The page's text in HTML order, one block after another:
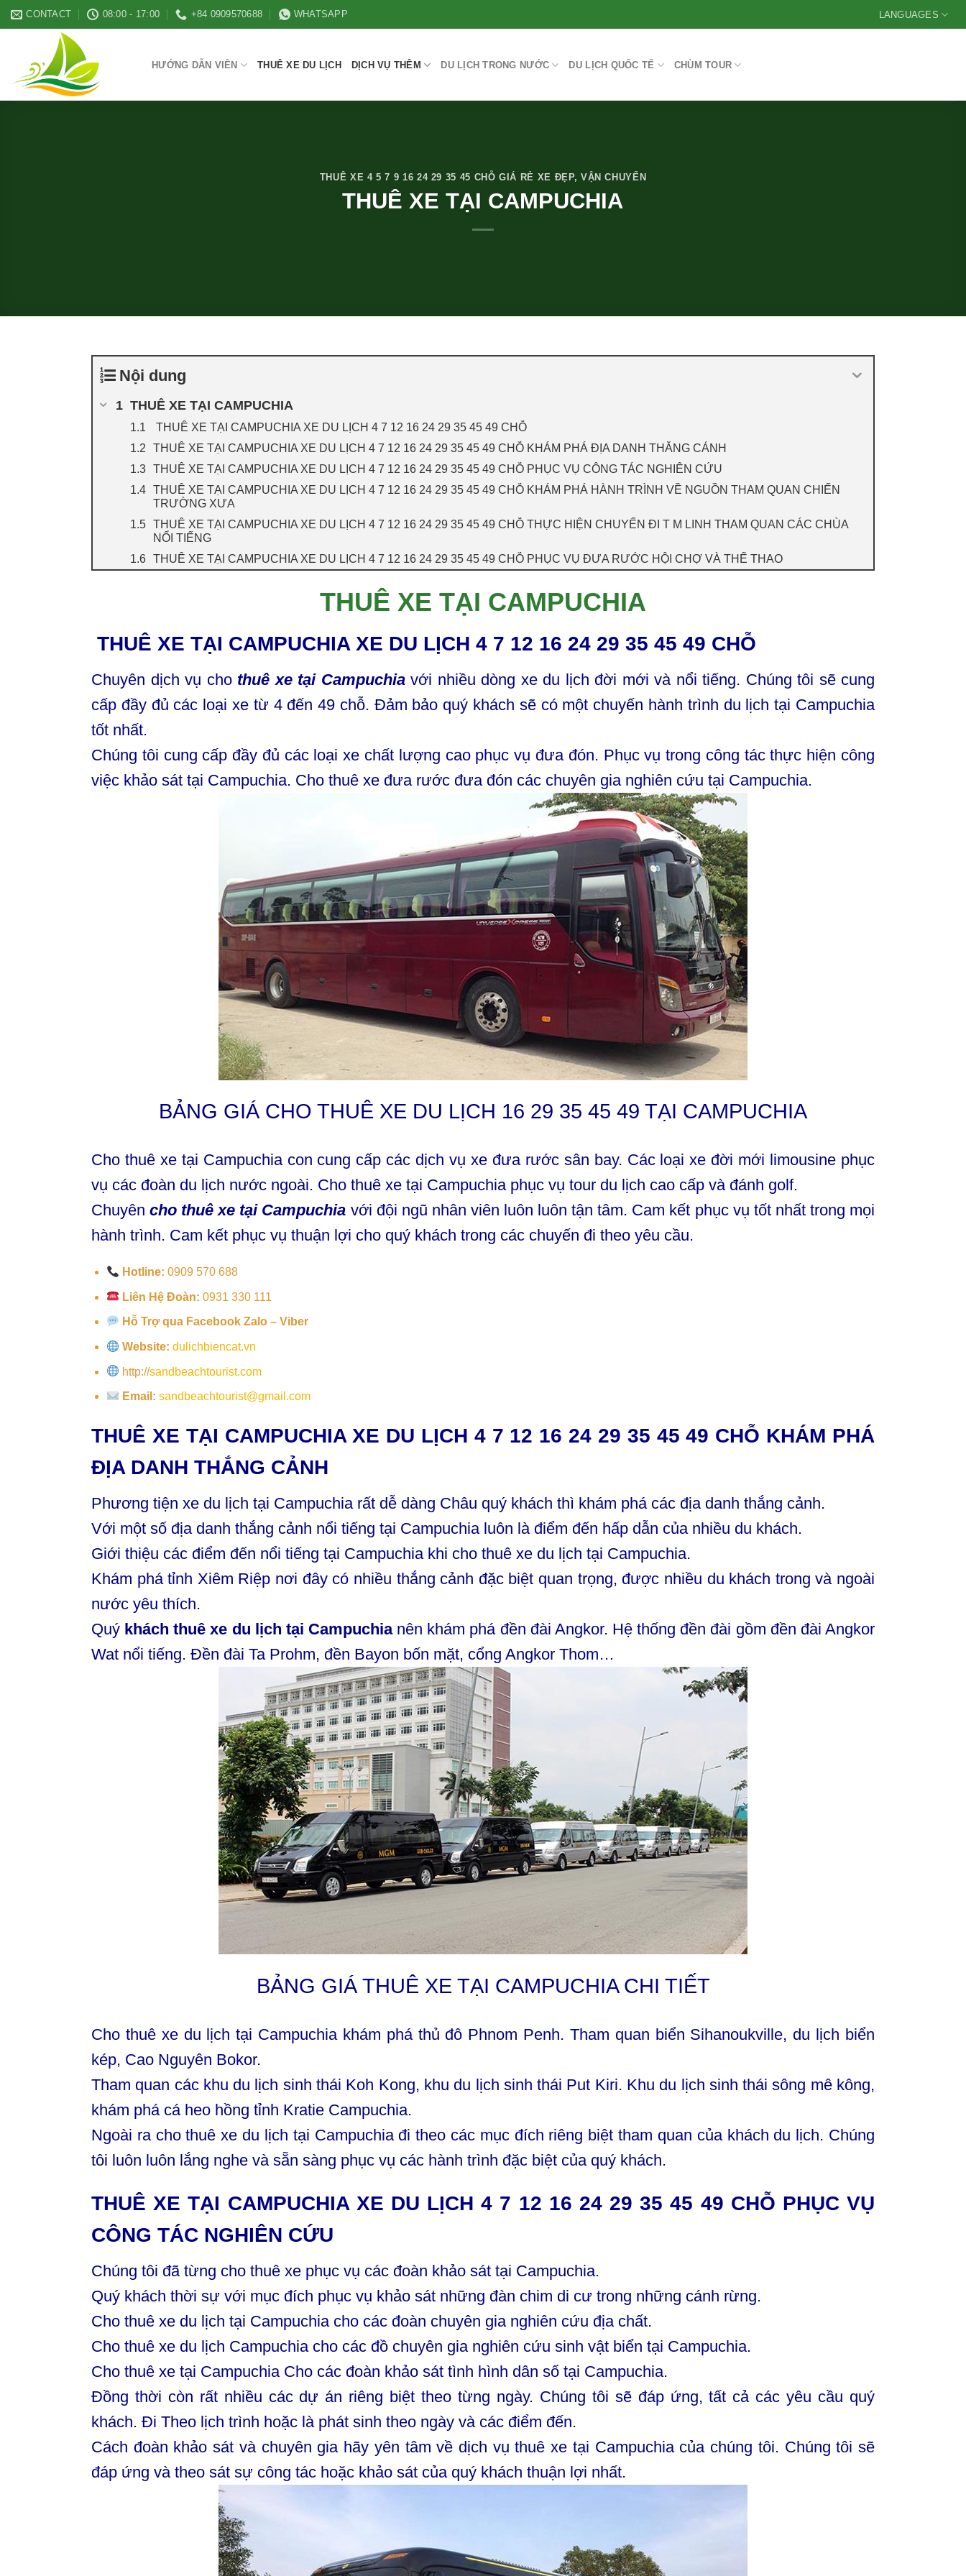
Skip
to
CONTACT 08:00 - 17:00 +84 0909570688 WHATSAPP LANGUAGES
HƯỚNG DẪN VIÊN THUÊ XE DU LỊCH DỊCH VỤ THÊM DU LỊCH TRONG NƯỚC DU LỊCH QUỐC TẾ CHÙM TOUR
THUÊ XE 4 5 7 9 16 24 29 35 45 CHỖ GIÁ RẺ XE ĐẸP, VẬN CHUYỂN
THUÊ XE TẠI CAMPUCHIA
Nội dung
THUÊ XE TẠI CAMPUCHIA
THUÊ XE TẠI CAMPUCHIA XE DU LỊCH 4 7 12 16 24 29 35 45 49 CHỖ
THUÊ XE TẠI CAMPUCHIA XE DU LỊCH 4 7 12 16 24 29 35 45 49 CHỖ KHÁM PHÁ ĐỊA DANH THẮNG CẢNH
THUÊ XE TẠI CAMPUCHIA XE DU LỊCH 4 7 12 16 24 29 35 45 49 CHỖ PHỤC VỤ CÔNG TÁC NGHIÊN CỨU
THUÊ XE TẠI CAMPUCHIA XE DU LỊCH 4 7 12 16 24 29 35 45 49 CHỖ KHÁM PHÁ HÀNH TRÌNH VỀ NGUỒN THAM QUAN CHIẾN
TRƯỜNG XƯA
THUÊ XE TẠI CAMPUCHIA XE DU LỊCH 4 7 12 16 24 29 35 45 49 CHỖ THỰC HIỆN CHUYẾN ĐI T M LINH THAM QUAN CÁC CHÙA
NỔI TIẾNG
THUÊ XE TẠI CAMPUCHIA XE DU LỊCH 4 7 12 16 24 29 35 45 49 CHỖ PHỤC VỤ ĐƯA RƯỚC HỘI CHỢ VÀ THỂ THAO
THUÊ XE TẠI CAMPUCHIA
THUÊ XE TẠI CAMPUCHIA XE DU LỊCH 4 7 12 16 24 29 35 45 49 CHỖ
Chuyên dịch vụ cho thuê xe tại Campuchiavới nhiều dòng xe du lịch đời mới và nổi tiếng. Chúng tôi sẽ cung
cấp đầy đủ các loại xe từ 4 đến 49 chỗ. Đảm bảo quý khách sẽ có một chuyến hành trình du lịch tại Campuchia
tốt nhất.
Chúng tôi cung cấp đầy đủ các loại xe chất lượng cao phục vụ đưa đón. Phục vụ trong công tác thực hiện công
việc khảo sát tại Campuchia. Cho thuê xe đưa rước đưa đón các chuyên gia nghiên cứu tại Campuchia.
BẢNG GIÁ CHO THUÊ XE DU LỊCH 16 29 35 45 49 TẠI CAMPUCHIA
Cho thuê xe tại Campuchia con cung cấp các dịch vụ xe đưa rước sân bay. Các loại xe đời mới limousine phục
vụ các đoàn du lịch nước ngoài. Cho thuê xe tại Campuchia phục vụ tour du lịch cao cấp và đánh golf.
Chuyêncho thuê xe tại Campuchia với đội ngũ nhân viên luôn luôn tận tâm. Cam kết phục vụ tốt nhất trong mọi
hành trình. Cam kết phục vụ thuận lợi cho quý khách trong các chuyến đi theo yêu cầu.
Hotline: 0909 570 688
Liên Hệ Đoàn: 0931 330 111
Hỗ Trợ qua Facebook Zalo – Viber
Website: dulichbiencat.vn
http://sandbeachtourist.com
Email: sandbeachtourist@gmail.com
THUÊ XE TẠI CAMPUCHIA XE DU LỊCH 4 7 12 16 24 29 35 45 49 CHỖ KHÁM PHÁ
ĐỊA DANH THẮNG CẢNH
Phương tiện xe du lịch tại Campuchia rất dễ dàng Châu quý khách thì khám phá các địa danh thắng cảnh.
Với một số địa danh thắng cảnh nổi tiếng tại Campuchia luôn là điểm đến hấp dẫn của nhiều du khách.
Giới thiệu các điểm đến nổi tiếng tại Campuchia khi cho thuê xe du lịch tại Campuchia.
Khám phá tỉnh Xiêm Riệp nơi đây có nhiều thắng cảnh đặc biệt quan trọng, được nhiều du khách trong và ngoài
nước yêu thích.
Quý khách thuê xe du lịch tại Campuchianên khám phá đền đài Angkor. Hệ thống đền đài gồm đền đài Angkor
Wat nổi tiếng. Đền đài Ta Prohm, đền Bayon bốn mặt, cổng Angkor Thom…
BẢNG GIÁ THUÊ XE TẠI CAMPUCHIA CHI TIẾT
Cho thuê xe du lịch tại Campuchia khám phá thủ đô Phnom Penh. Tham quan biển Sihanoukville, du lịch biển
kép, Cao Nguyên Bokor.
Tham quan các khu du lịch sinh thái Koh Kong, khu du lịch sinh thái Put Kiri. Khu du lịch sinh thái sông mê kông,
khám phá cá heo hồng tỉnh Kratie Campuchia.
Ngoài ra cho thuê xe du lịch tại Campuchia đi theo các mục đích riêng biệt tham quan của khách du lịch. Chúng
tôi luôn luôn lắng nghe và sẵn sàng phục vụ các hành trình đặc biệt của quý khách.
THUÊ XE TẠI CAMPUCHIA XE DU LỊCH 4 7 12 16 24 29 35 45 49 CHỖ PHỤC VỤ
CÔNG TÁC NGHIÊN CỨU
Chúng tôi đã từng cho thuê xe phục vụ các đoàn khảo sát tại Campuchia.
Quý khách thời sự với mục đích phục vụ khảo sát những đàn chim di cư trong những cánh rừng.
Cho thuê xe du lịch tại Campuchia cho các đoàn chuyên gia nghiên cứu địa chất.
Cho thuê xe du lịch Campuchia cho các đồ chuyên gia nghiên cứu sinh vật biển tại Campuchia.
Cho thuê xe tại Campuchia Cho các đoàn khảo sát tình hình dân số tại Campuchia.
Đồng thời còn rất nhiều các dự án riêng biệt theo từng ngày. Chúng tôi sẽ đáp ứng, tất cả các yêu cầu quý
khách. Đi Theo lịch trình hoặc là phát sinh theo ngày và các điểm đến.
Cách đoàn khảo sát và chuyên gia hãy yên tâm về dịch vụ thuê xe tại Campuchia của chúng tôi. Chúng tôi sẽ
đáp ứng và theo sát sự công tác hoặc khảo sát của quý khách thuận lợi nhất.